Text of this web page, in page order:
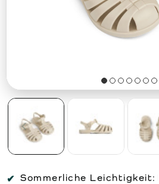
Sommerliche Leichtigkeit: